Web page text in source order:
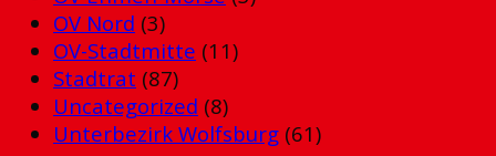
OV Nord (3)
OV-Stadtmitte (11)
Stadtrat (87)
Uncategorized (8)
Unterbezirk Wolfsburg (61)